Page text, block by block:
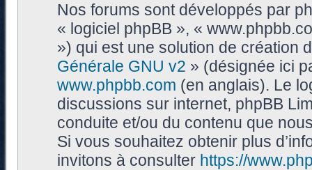
Nos forums sont développés par
« logiciel phpBB », «
») qui est une solution de création
Générale GNU v2 » (désignée ici
www.phpbb.com (en anglais). Le
discussions sur internet, phpBB
conduite et/ou du contenu que
Si vous souhaitez obtenir plus
invitons à consulter https://